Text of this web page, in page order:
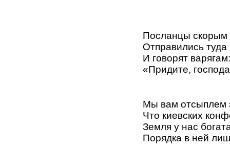
Посланцы скорым
Отправились туда
И говорят варягам:
«Придите,
Мы вам отсыплем
Что киевских
Земля у нас
Порядка в ней